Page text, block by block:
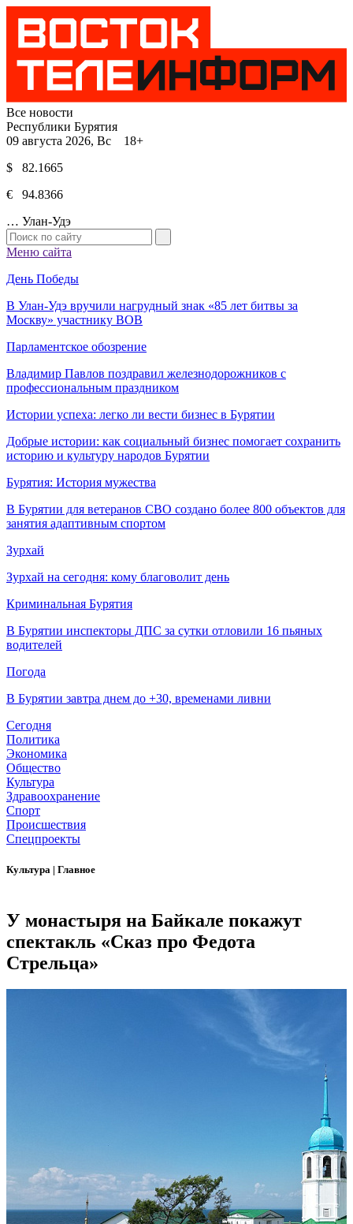
Все новости
Республики Бурятия
09 августа 2026, Вс 18+
$ 82.1665
€ 94.8366
… Улан-Удэ
Меню сайта
День Победы
В Улан-Удэ вручили нагрудный знак «85 лет битвы за
Москву» участнику ВОВ
Парламентское обозрение
Владимир Павлов поздравил железнодорожников с
профессиональным праздником
Истории успеха: легко ли вести бизнес в Бурятии
Добрые истории: как социальный бизнес помогает сохранить
историю и культуру народов Бурятии
Бурятия: История мужества
В Бурятии для ветеранов СВО создано более 800 объектов для
занятия адаптивным спортом
Зурхай
Зурхай на сегодня: кому благоволит день
Криминальная Бурятия
В Бурятии инспекторы ДПС за сутки отловили 16 пьяных
водителей
Погода
В Бурятии завтра днем до +30, временами ливни
Сегодня
Политика
Экономика
Общество
Культура
Здравоохранение
Спорт
Происшествия
Спецпроекты
Культура | Главное
У монастыря на Байкале покажут
спектакль «Сказ про Федота
Стрельца»